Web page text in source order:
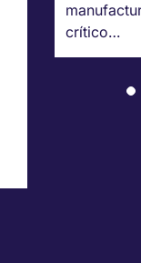
crítico…